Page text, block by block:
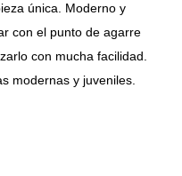
única. Moderno y
con el punto de agarre
con mucha facilidad.
modernas y juveniles.